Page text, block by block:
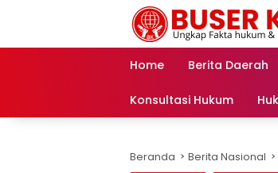
Home Berita Daerah
Konsultasi Hukum
Beranda Berita Nasional